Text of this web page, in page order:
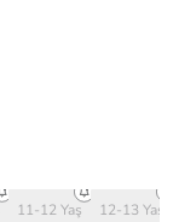
11-12 Yaş 12-13 Yaş